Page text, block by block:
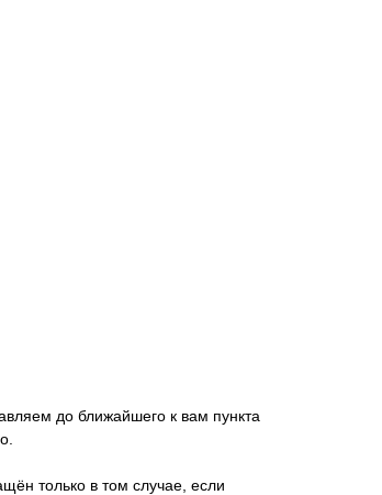
до ближайшего к вам пункта
только в том случае, если